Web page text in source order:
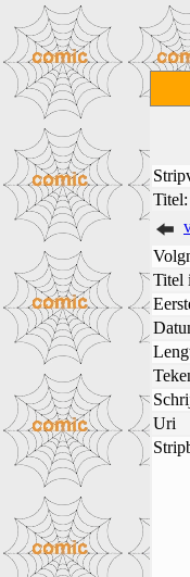
Titel:
Titel
Uri